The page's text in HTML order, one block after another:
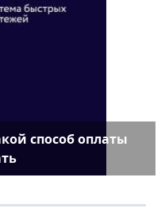
способ оплаты